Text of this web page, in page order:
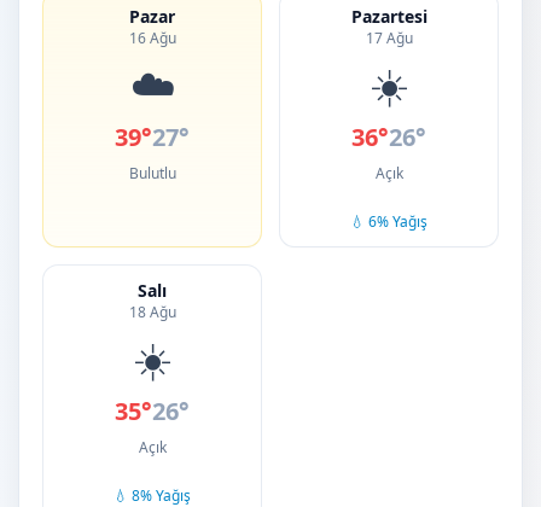
Pazar
16 Ağu
☁️
39°27°
Bulutlu
Pazartesi
17 Ağu
☀️
36°26°
Açık
💧 6% Yağış
Salı
18 Ağu
☀️
35°26°
Açık
💧 8% Yağış